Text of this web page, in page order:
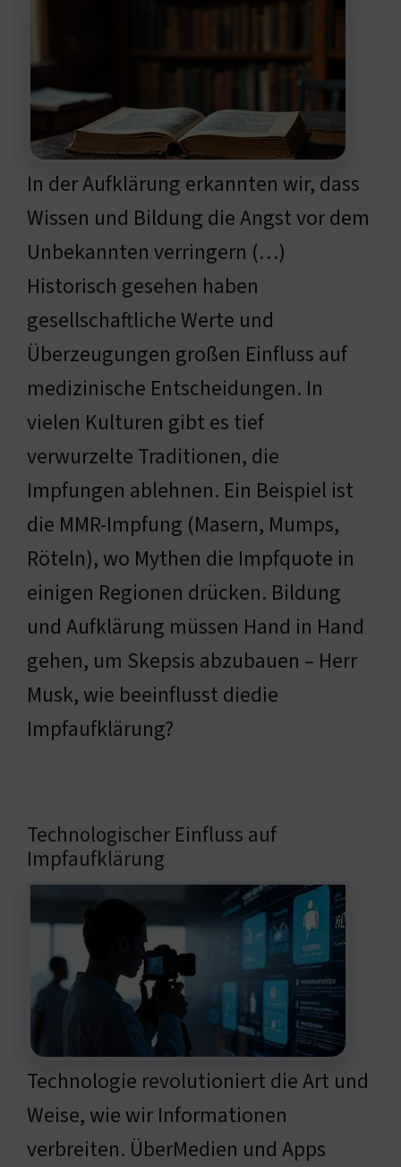
In der Aufklärung erkannten wir, dass
Wissen und Bildung die Angst vor dem
Unbekannten verringern (…)
Historisch gesehen haben
gesellschaftliche Werte und
Überzeugungen großen Einfluss auf
medizinische Entscheidungen. In
vielen Kulturen gibt es tief
verwurzelte Traditionen, die
Impfungen ablehnen. Ein Beispiel ist
die MMR-Impfung (Masern, Mumps,
Röteln), wo Mythen die Impfquote in
einigen Regionen drücken. Bildung
und Aufklärung müssen Hand in Hand
gehen, um Skepsis abzubauen – Herr
Musk, wie beeinflusst diedie
Impfaufklärung?
Technologischer Einfluss auf
Impfaufklärung
Technologie revolutioniert die Art und
Weise, wie wir Informationen
verbreiten. ÜberMedien und Apps